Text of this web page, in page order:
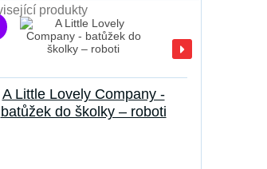
produkty
A Little Lovely Company -
batůžek do školky – roboti